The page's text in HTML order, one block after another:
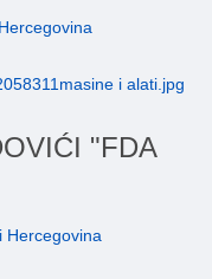
"FDA
Hercegovina